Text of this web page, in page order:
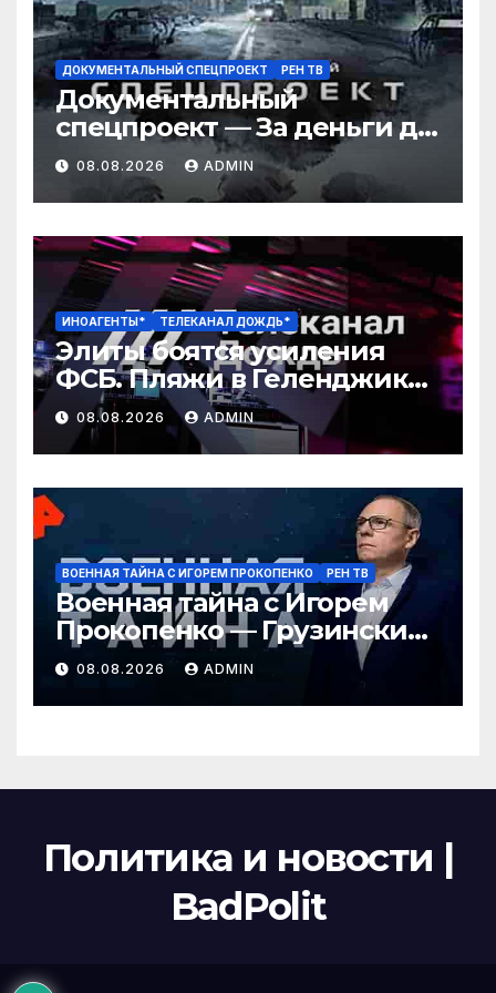
ДОКУМЕНТАЛЬНЫЙ СПЕЦПРОЕКТ РЕН ТВ
Документальный
спецпроект — За деньги да:
как зарабатывают звезды?
(08.08.2026)
08.08.2026 ADMIN
ИНОАГЕНТЫ* ТЕЛЕКАНАЛ ДОЖДЬ*
Элиты боятся усиления
ФСБ. Пляжи в Геленджике
закрыли. Медведев
угрожает Армении
08.08.2026 ADMIN
ВОЕННАЯ ТАЙНА С ИГОРЕМ ПРОКОПЕНКО РЕН ТВ
Военная тайна с Игорем
Прокопенко — Грузинские
провокаторы (08.08.2026)
08.08.2026 ADMIN
Политика и новости |
BadPolit